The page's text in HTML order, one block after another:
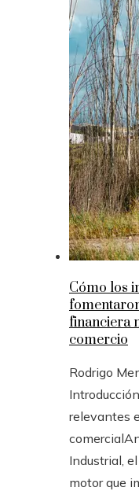
Cómo los
financiera
comercio
Rodrigo
relevantes
Industrial,
motor que